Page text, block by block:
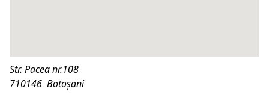
Str. Pacea nr.108
710146 Botoșani